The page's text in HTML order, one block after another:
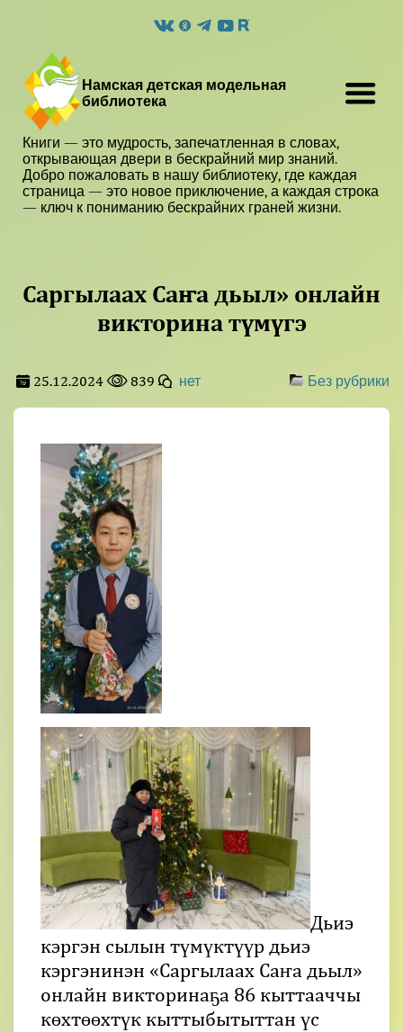
Намская детская модельная
библиотека
Книги — это мудрость, запечатленная в словах,
открывающая двери в бескрайний мир знаний.
Добро пожаловать в нашу библиотеку, где каждая
страница — это новое приключение, а каждая строка
— ключ к пониманию бескрайних граней жизни.
Саргылаах Саҥа дьыл» онлайн
викторина түмүгэ
25.12.2024 839 нет Без рубрики
Дьиэ
кэргэн сылын түмүктүүр дьиэ
кэргэнинэн «Саргылаах Саҥа дьыл»
онлайн викторинаҕа 86 кыттааччы
көхтөөхтүк кыттыбытыттан үс